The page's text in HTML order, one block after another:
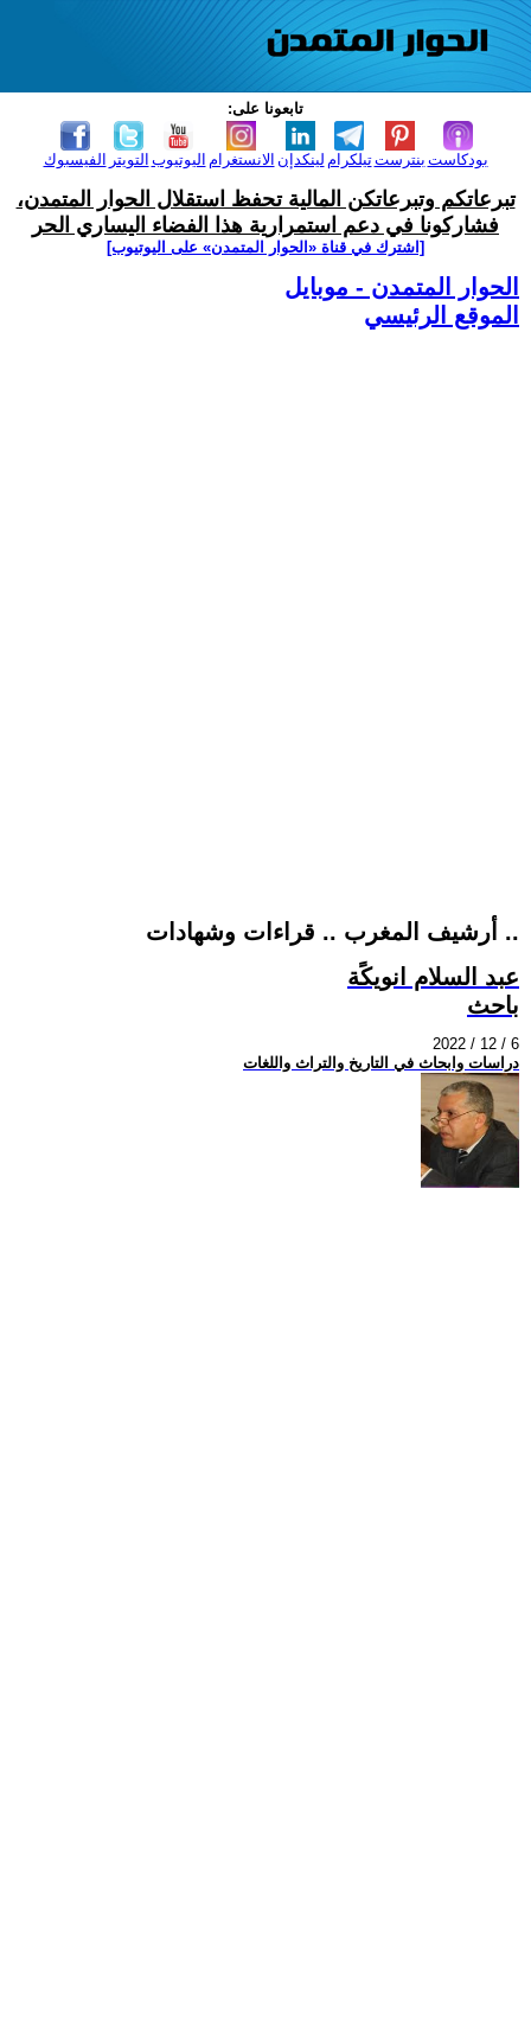
تابعونا على:
الفيسبوك التويتر اليوتيوب الانستغرام لينكدإن تيلكرامبنترست بودكاست
تبرعاتكم وتبرعاتكن المالية تحفظ استقلال الحوار المتمدن،
فشاركونا في دعم استمرارية هذا الفضاء اليساري الحر
[اشترك في قناة ‫«الحوار المتمدن» على اليوتيوب]
الحوار المتمدن - موبايل
الموقع الرئيسي
أرشيف المغرب .. قراءات وشهادات ..
عبد السلام انويكًة
باحث
2022 / 12 / 6
دراسات وابحاث في التاريخ والتراث واللغات